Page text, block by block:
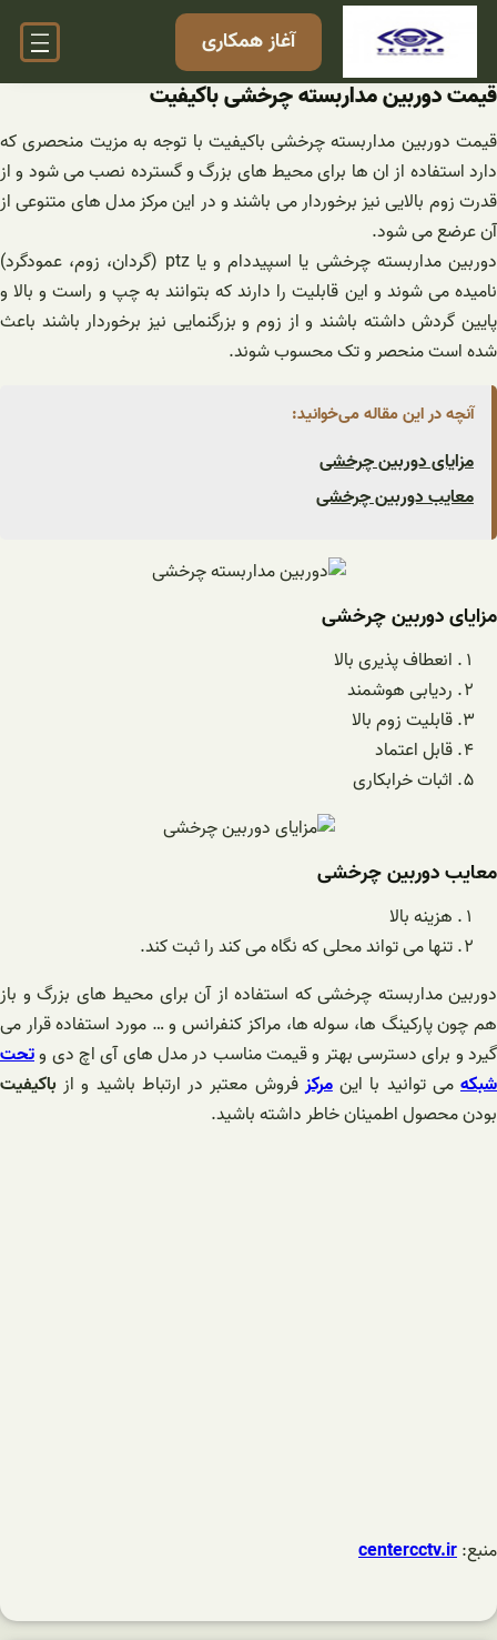
رفتن
آغاز همکاری
قیمت دوربین مداربسته چرخشی باکیفیت
قیمت دوربین مداربسته چرخشی باکیفیت با توجه به مزیت منحصری که
دارد استفاده از ان ها برای محیط های بزرگ و گسترده نصب می شود و از
قدرت زوم بالایی نیز برخوردار می باشند و در این مرکز مدل های متنوعی از
آن عرضع می شود.
دوربین مداربسته چرخشی یا اسپیددام و یا ptz (گردان، زوم، عمودگرد)
نامیده می شوند و این قابلیت را دارند که بتوانند به چپ و راست و بالا و
پایین گردش داشته باشند و از زوم و بزرگنمایی نیز برخوردار باشند باعث
شده است منحصر و تک محسوب شوند.
آنچه در این مقاله می‌خوانید:
مزایای دوربین چرخشی
معایب دوربین چرخشی
مزایای دوربین چرخشی
انعطاف پذیری بالا
ردیابی هوشمند
قابلیت زوم بالا
قابل اعتماد
اثبات خرابکاری
معایب دوربین چرخشی
هزینه بالا
تنها می تواند محلی که نگاه می کند را ثبت کند.
دوربین مداربسته چرخشی که استفاده از آن برای محیط های بزرگ و باز
هم چون پارکینگ ها، سوله ها، مراکز کنفرانس و … مورد استفاده قرار می
گیرد و برای دسترسی بهتر و قیمت مناسب در مدل های آی اچ دی وتحت
شبکهمی توانید با اینمرکزفروش معتبر در ارتباط باشید و از باکیفیت
بودن محصول اطمینان خاطر داشته باشید.
منبع:centercctv.ir